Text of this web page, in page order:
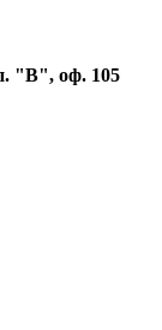
"В", оф. 105